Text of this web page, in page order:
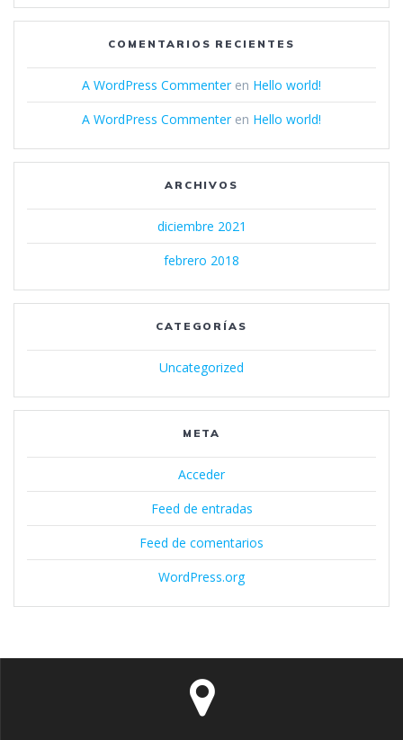
COMENTARIOS RECIENTES
A WordPress Commenteren Hello world!
A WordPress Commenteren Hello world!
ARCHIVOS
diciembre 2021
febrero 2018
CATEGORÍAS
Uncategorized
META
Acceder
Feed de entradas
Feed de comentarios
WordPress.org